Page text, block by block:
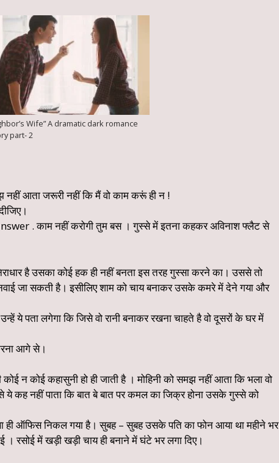
Wife” A dramatic dark romance
part- 2
आता जरूरी नहीं कि मैं वो काम करूं ही न !
. काम नहीं करोगी तुम बस । गुस्से में इतना कहकर अविनाश फ्लैट से
है उसका कोई हक ही नहीं बनता इस तरह गुस्सा करने का। उससे तो
जा सकती है। इसीलिए शाम को चाय बनाकर उसके कमरे में देने गया और
ये पता लगेगा कि जिसे वो रानी बनाकर रखना चाहते है वो दूसरों के घर में
आगे से।
न कोई कहासुनी हो ही जाती है । मोहिनी को समझ नहीं आता कि भला वो
कह नहीं पाता कि बात बे बात पर कमल का जिक्र होना उसके गुस्से को
ही ऑफिस निकल गया है। सुबह – सुबह उसके पति का फोन आया था महीने भर
। रसोई में खड़ी खड़ी चाय ही बनाने में घंटे भर लगा दिए।